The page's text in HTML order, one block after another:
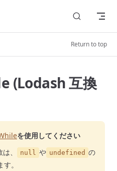
Return to top
(Lodash 互換
を使用してください
、 null や undefined の
。